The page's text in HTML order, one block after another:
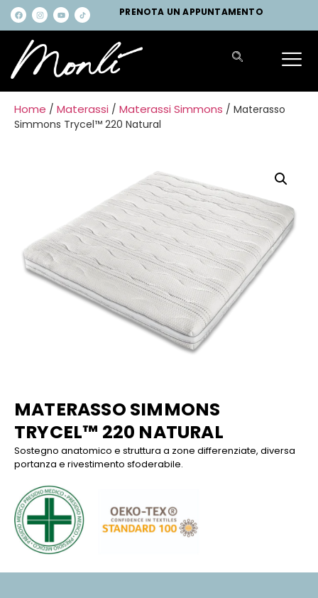
PRENOTA UN APPUNTAMENTO
Home / Materassi / Materassi Simmons / Materasso
Simmons Trycel™ 220 Natural
MATERASSO SIMMONS
TRYCEL™ 220 NATURAL
Sostegno anatomico e struttura a zone differenziate, diversa
portanza e rivestimento sfoderabile.